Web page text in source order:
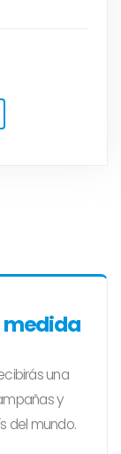
medida
una
y
del mundo.